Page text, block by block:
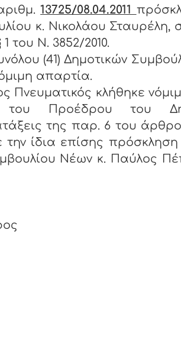
13725/08.04.2011
κ. Νικολάου Σταυρέλη,
του Ν. 3852/2010.
(41) Δημοτικών
απαρτία.
κλήθηκε
Προέδρου του
της παρ. 6 του
ίδια επίσης πρόσκληση
Νέων κ. Παύλος